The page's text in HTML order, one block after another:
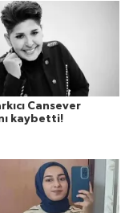
Cansever
kaybetti!